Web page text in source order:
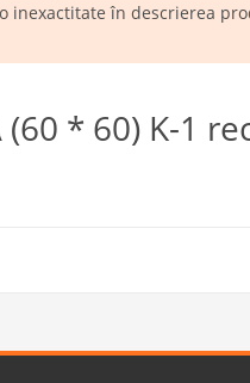
inexactitate în descrierea
(60 * 60) K-1